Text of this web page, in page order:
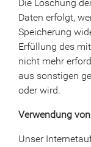
Die Löschung
Daten erfolgt,
Speicherung
Erfüllung des
nicht mehr
aus sonstigen
oder wird.
Verwendung
Unser